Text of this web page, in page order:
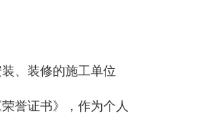
、装修的施工单位
誉证书》，作为个人